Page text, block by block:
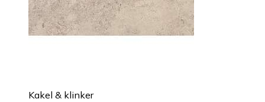
Kakel & klinker